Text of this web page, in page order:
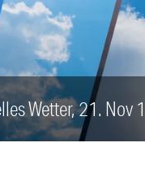
Wetter, 21. Nov